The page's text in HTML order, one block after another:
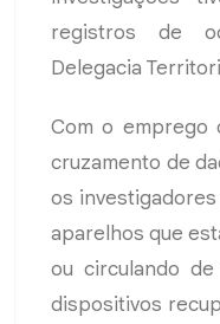
registros de
Delegacia
Com o emprego
cruzamento de
os
aparelhos que
ou circulando
dispositivos